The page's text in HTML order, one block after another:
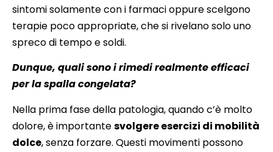
sintomi solamente con i farmaci oppure scelgono
terapie poco appropriate, che si rivelano solo uno
spreco di tempo e soldi.
Dunque, quali sono i rimedi realmente efficaci
per la spalla congelata?
Nella prima fase della patologia, quando c’è molto
dolore, è importantesvolgere esercizi di mobilità
dolce, senza forzare. Questi movimenti possono